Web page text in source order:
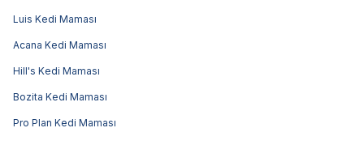
Luis Kedi Maması
Acana Kedi Maması
Hill's Kedi Maması
Bozita Kedi Maması
Pro Plan Kedi Maması